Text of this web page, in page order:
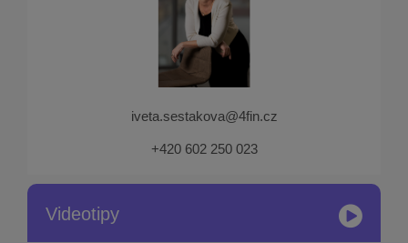
iveta.sestakova@4fin.cz
+420 602 250 023
Videotipy